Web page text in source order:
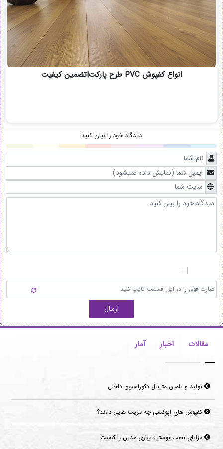
انواع کفپوش PVC طرح پارکت|تضمین کیفیت
دیدگاه خود را بیان کنید
ارسال
مقالات اخبار آمار
تولید و تامین متریال دکوراسیون داخلی
کفپوش های اپوکسی چه مزیت هایی دارند؟
مزایای نصب پوستر دیواری مدرن با کیفیت